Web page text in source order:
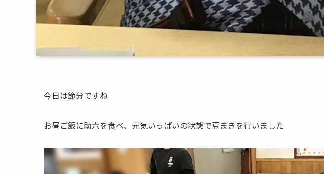
今日は節分ですね
お昼ご飯に助六を食べ、元気いっぱいの状態で豆まきを行いました